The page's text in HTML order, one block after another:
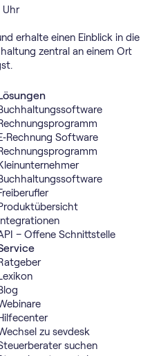
Uhr
erhalte einen Einblick in die
zentral an einem Ort
Software
Integrationen
– Offene Schnittstelle
zu sevdesk
suchen